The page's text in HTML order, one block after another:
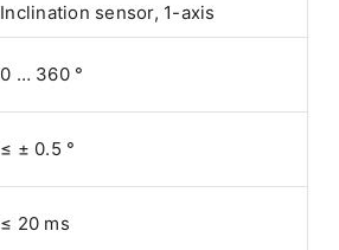
Inclination sensor, 1-axis
0 … 360 °
≤ ± 0.5 °
≤ 20 ms